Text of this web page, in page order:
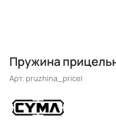
Пружина
Арт. pruzhina_pricel